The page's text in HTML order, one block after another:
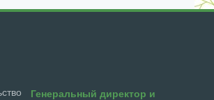
Генеральный директор и